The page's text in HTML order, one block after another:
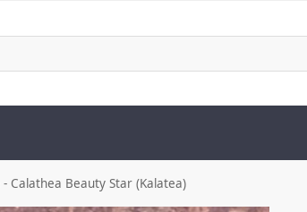
- Calathea Beauty Star (Kalatea)